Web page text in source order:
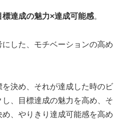
達成の魅力×達成可能感。
した、モチベーションの高め
決め、それが達成した時のビ
、目標達成の魅力を高め、そ
、やりきり達成可能感を高め